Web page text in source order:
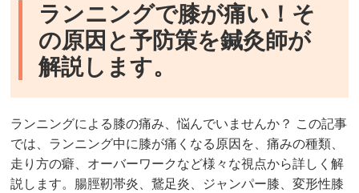
ランニングで膝が痛い！そ
の原因と予防策を鍼灸師が
解説します。
ランニングによる膝の痛み、悩んでいませんか？ この記事
では、ランニング中に膝が痛くなる原因を、痛みの種類、
走り方の癖、オーバーワークなど様々な視点から詳しく解
説します。腸脛靭帯炎、鵞足炎、ジャンパー膝、変形性膝